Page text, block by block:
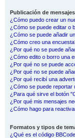
Publicación de mensajes
¿Cómo puedo crear un
¿Cómo se puede editar o
¿Cómo se puede añadir
¿Cómo creo una
¿Por qué no se puede
¿Cómo edito o borro una
¿Por qué no se puede
¿Por qué no se puede
¿Por qué recibí una
¿Cómo se puede reportar
¿Para qué sirve el botón
¿Por qué mis mensajes
¿Cómo hago para
Formatos y tipos de
¿Qué es el código